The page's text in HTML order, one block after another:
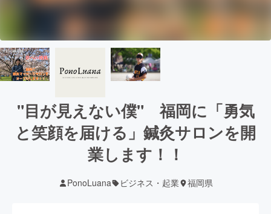
"目が見えない僕" 福岡に「勇気
と笑顔を届ける」鍼灸サロンを開
業します！！
PonoLuana ビジネス・起業 福岡県